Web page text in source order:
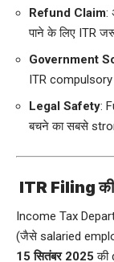
Refund Claim:
पाने के लिए ITR
Government
ITR compulsory
Legal Safety:
बचने का सबसे
ITR Filing
Income Tax
(जैसे salaried
15 सितंबर 2025 की